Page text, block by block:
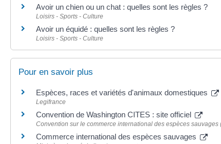
Avoir un chien ou un chat : quelles sont les règles ?
Loisirs - Sports - Culture
Avoir un équidé : quelles sont les règles ?
Loisirs - Sports - Culture
Pour en savoir plus
Espèces, races et variétés d'animaux domestiques
Legifrance
Convention de Washington CITES : site officiel
Convention sur le commerce international des espèces sauvages
Commerce international des espèces sauvages